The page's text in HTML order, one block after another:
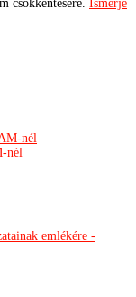
csökkentésére. Ismerje
nél
emlékére -